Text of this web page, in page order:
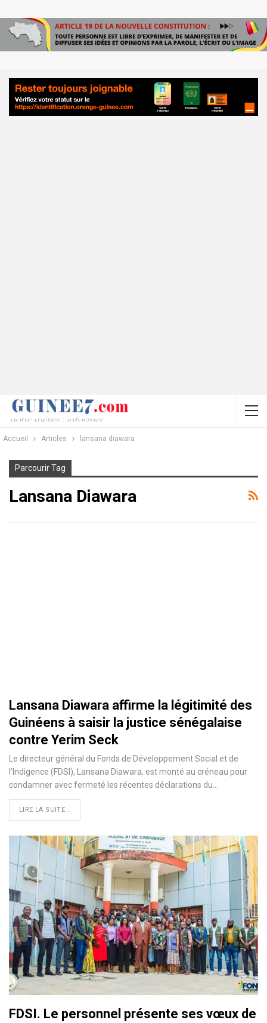
Accueil Articles lansana diawara
Parcourir Tag
Lansana Diawara
Lansana Diawara affirme la légitimité des
Guinéens à saisir la justice sénégalaise
contre Yerim Seck
Le directeur général du Fonds de Développement Social et de
l’Indigence (FDSI), Lansana Diawara, est monté au créneau pour
condamner avec fermeté les récentes déclarations du…
LIRE LA SUITE...
FDSI. Le personnel présente ses vœux de